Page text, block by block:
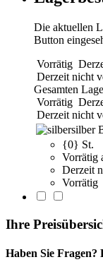
Die aktuellen
Button
Vorrätig
Derzeit nicht
Gesamten
Vorrätig
Derzeit nicht
silber
{0} St.
Vorrätig
Derzeit
Vorrätig
Ihre
Haben Sie Fragen?